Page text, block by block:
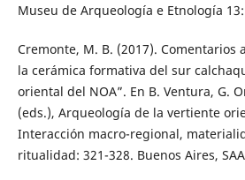
Museu de Arqueología e Etnología
Cremonte, M. B. (2017). Comentarios
la cerámica formativa del sur
oriental del NOA”. En B. Ventura, G.
(eds.), Arqueología de la vertiente
Interacción macro-regional,
ritualidad: 321-328. Buenos Aires,